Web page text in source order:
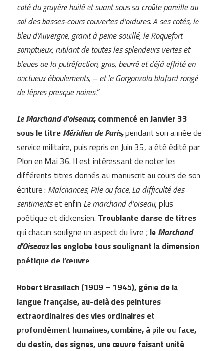
coté du gruyère huilé et suant sous sa croûte pareille au
sol des basses-cours couvertes d’ordures. A ses cotés, le
bleu d’Auvergne, granit à peine souillé, le Roquefort
somptueux, rutilant de toutes les splendeurs vertes et
bleues de la putréfaction, gras, beurré et déjà effrité en
onctueux éboulements, – et le Gorgonzola blafard rongé
de lèpres presque noires.”
Le Marchand d’oiseaux, commencé en Janvier 33
sous le titreMéridien de Paris,pendant son année de
service militaire, puis repris en Juin 35, a été édité par
Plon en Mai 36. Il est intéressant de noter les
différents titres donnés au manuscrit au cours de son
écriture : Malchances, Pile ou face, La difficulté des
sentimentset enfin Le marchand d’oiseau, plus
poétique et dickensien. Troublante danse de titres
qui chacun souligne un aspect du livre ; leMarchand
d’Oiseauxles englobe tous soulignant la dimension
poétique de l’œuvre.
Robert Brasillach (1909 – 1945), génie de la
langue française, au-delà des peintures
extraordinaires des vies ordinaires et
profondément humaines, combine, à pile ou face,
du destin, des signes, une œuvre faisant unité